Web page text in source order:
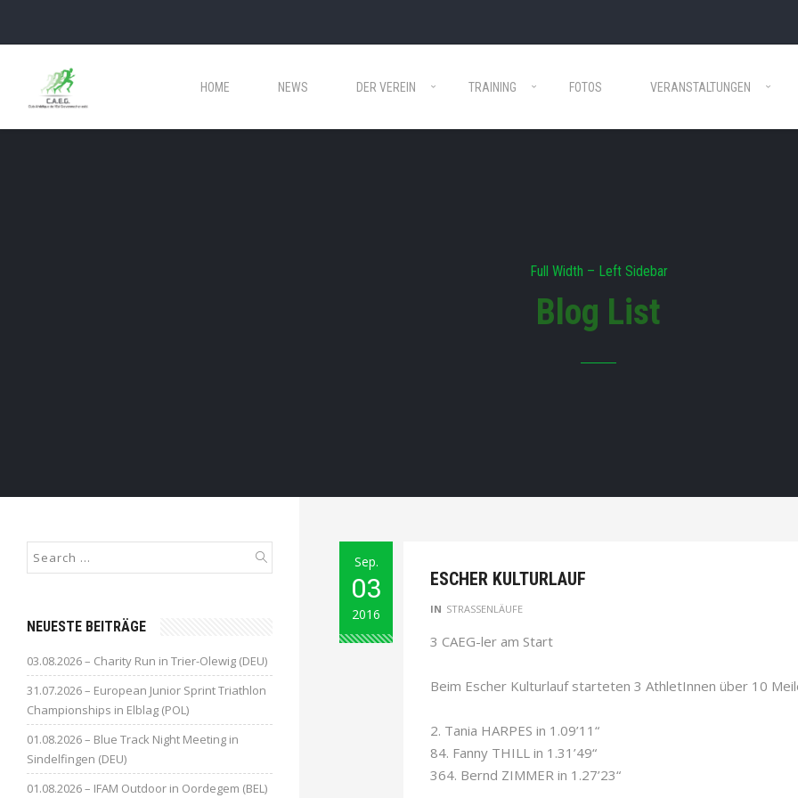
HOME NEWS DER VEREIN TRAINING FOTOS VERANSTALTUNGEN
Full Width – Left Sidebar
Blog List
NEUESTE BEITRÄGE
03.08.2026 – Charity Run in Trier-Olewig (DEU)
31.07.2026 – European Junior Sprint Triathlon
Championships in Elblag (POL)
01.08.2026 – Blue Track Night Meeting in
Sindelfingen (DEU)
01.08.2026 – IFAM Outdoor in Oordegem (BEL)
Sep.
03
2016
ESCHER KULTURLAUF
IN STRASSENLÄUFE
3 CAEG-ler am Start
Beim Escher Kulturlauf starteten 3 AthletInnen über 10
2. Tania HARPES in 1.09’11“
84. Fanny THILL in 1.31’49“
364. Bernd ZIMMER in 1.27’23“